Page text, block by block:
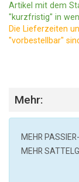
Artikel mit dem
"kurzfristig" in
Die Lieferzeiten
"vorbestellbar"
Mehr:
MEHR PASSIER
MEHR